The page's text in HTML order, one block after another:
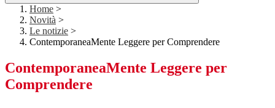
Home >
Novità >
Le notizie >
ContemporaneaMente Leggere per Comprendere
ContemporaneaMente Leggere per
Comprendere